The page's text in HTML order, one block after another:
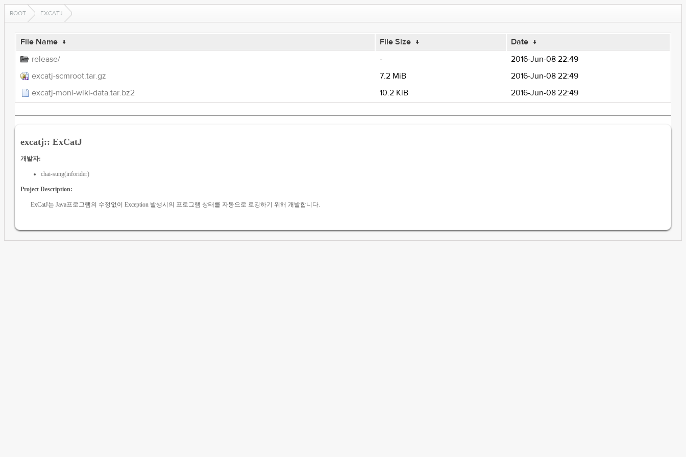
ROOT EXCATJ
File Name ↓ File Size ↓ Date ↓
release/
-
2016-Jun-08 22:49
excatj-scmroot.tar.gz
7.2 MiB
2016-Jun-08 22:49
excatj-moni-wiki-data.tar.bz2
10.2 KiB 2016-Jun-08 22:49
excatj:: ExCatJ
개발자:
chai-sung(inforider)
Project Description:
ExCatJ는 Java프로그램의 수정없이 Exception 발생시의 프로그램 상태를 자동으로 로깅하기 위해 개발합니다.